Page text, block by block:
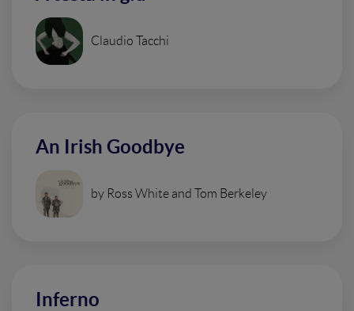
Claudio Tacchi
An Irish Goodbye
by Ross White and Tom Berkeley
Inferno